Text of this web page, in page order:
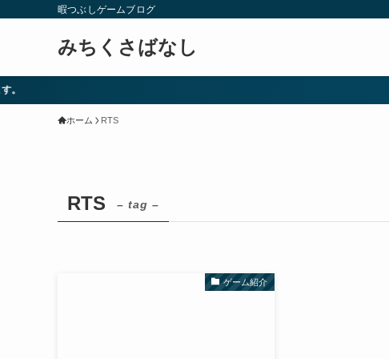
暇つぶしゲームブログ
みちくさばなし
ホーム RTS
RTS – tag –
ゲーム紹介